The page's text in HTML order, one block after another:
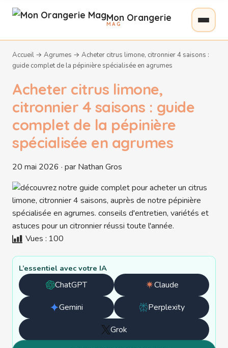
Mon Orangerie
MAG
Accueil → Agrumes → Acheter citrus limone, citronnier 4 saisons :
guide complet de la pépinière spécialisée en agrumes
Acheter citrus limone,
citronnier 4 saisons : guide
complet de la pépinière
spécialisée en agrumes
20 mai 2026 · par Nathan Gros
Vues : 100
L’essentiel avec votre IA
ChatGPT
Ouvrir
avec
Claude
Ouvrir
avec
Claude
Gemini
Ouvrir
Gemini
Perplexity
Ouvrir
Perplexity
Grok
Ouvrir